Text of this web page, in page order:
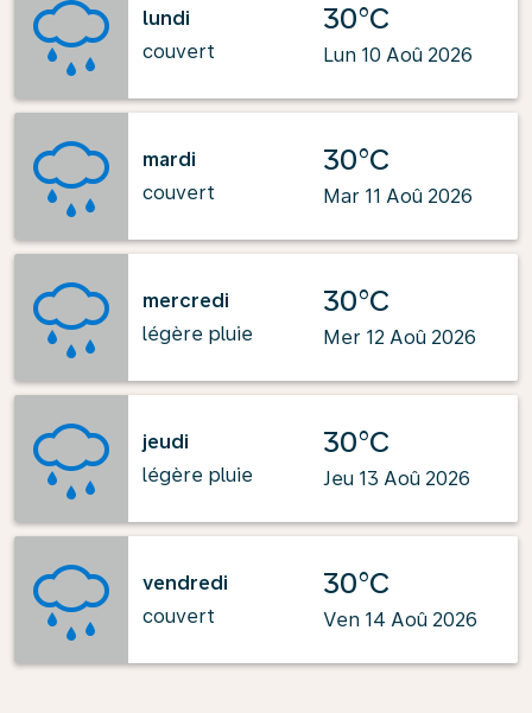
lundi
couvert
30°C
Lun 10 Aoû 2026
mardi
couvert
30°C
Mar 11 Aoû 2026
mercredi
légère pluie
30°C
Mer 12 Aoû 2026
jeudi
légère pluie
30°C
Jeu 13 Aoû 2026
vendredi
couvert
30°C
Ven 14 Aoû 2026